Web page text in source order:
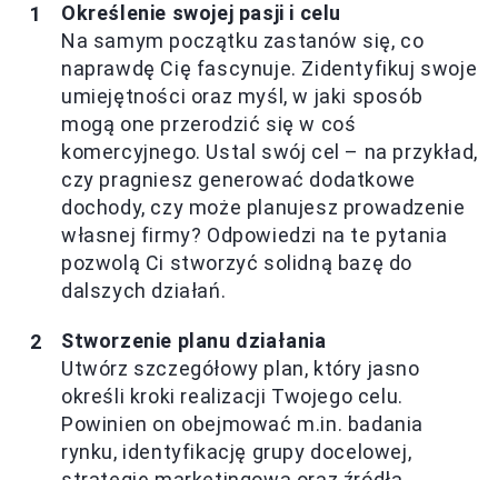
Określenie swojej pasji i celu
Na samym początku zastanów się, co
naprawdę Cię fascynuje. Zidentyfikuj swoje
umiejętności oraz myśl, w jaki sposób
mogą one przerodzić się w coś
komercyjnego. Ustal swój cel – na przykład,
czy pragniesz generować dodatkowe
dochody, czy może planujesz prowadzenie
własnej firmy? Odpowiedzi na te pytania
pozwolą Ci stworzyć solidną bazę do
dalszych działań.
Stworzenie planu działania
Utwórz szczegółowy plan, który jasno
określi kroki realizacji Twojego celu.
Powinien on obejmować m.in. badania
rynku, identyfikację grupy docelowej,